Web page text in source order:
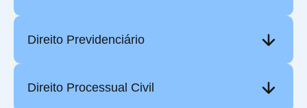
Direito Previdenciário
Direito Processual Civil